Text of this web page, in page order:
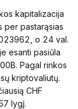
kapitalizacija
per pastarąsias
o 24 val.
esanti pasiūla
Pagal rinkos
kriptovaliutų.
CHF
lygį.